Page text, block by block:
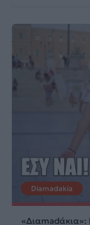
Diamadakia
«Διαmadάκια»: